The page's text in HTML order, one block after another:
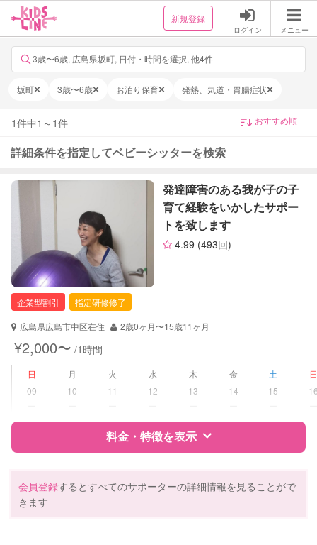
新規登録
ログイン メニュー
3歳〜6歳, 広島県坂町, 日付・時間を選択, 他4件
坂町 3歳〜6歳 お泊り保育 発熱、気道・胃腸症状
1件中1 ～ 1件
詳細条件を指定してベビーシッターを検索
発達障害のある我が子の子
育て経験をいかしたサポー
トを致します
4.99 (493回)
企業型割引
指定研修修了
広島県広島市中区在住
2歳0ヶ月〜15歳11ヶ月
¥2,000〜 /1時間
日 月 火 水 木 金 土
09
10 11 12 13 14 15
料金・特徴を表示
会員登録するとすべてのサポーターの詳細情報を見ることがで
きます